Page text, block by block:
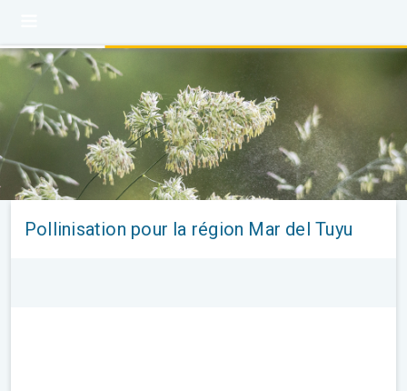
Pollinisation pour la région Mar del Tuyu